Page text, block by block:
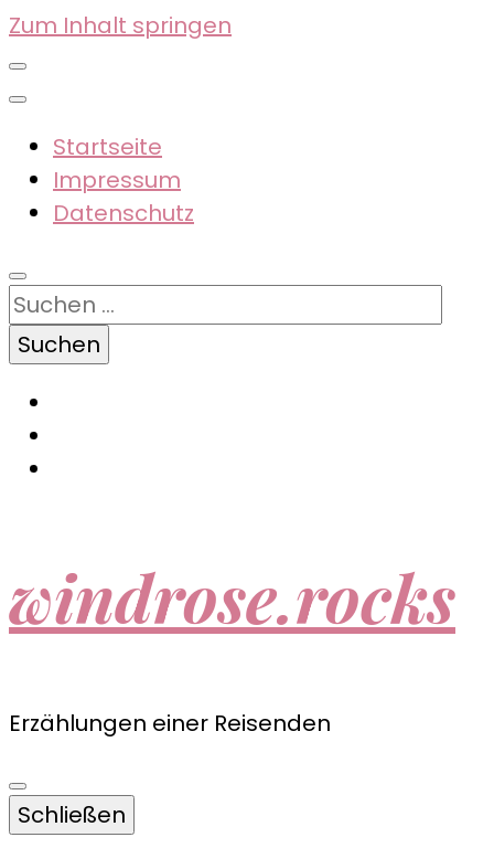
Zum Inhalt springen
Startseite
Impressum
Datenschutz
Suchen
nach:
windrose.rocks
Erzählungen einer Reisenden
Schließen